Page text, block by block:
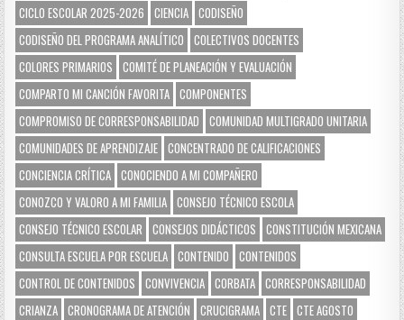
CICLO ESCOLAR 2025-2026
CIENCIA CODISEÑO
CODISEÑO DEL PROGRAMA ANALÍTICO
COLECTIVOS DOCENTES
COLORES PRIMARIOS
COMITÉ DE PLANEACIÓN Y EVALUACIÓN
COMPARTO MI CANCIÓN FAVORITA COMPONENTES
COMPROMISO DE CORRESPONSABILIDAD
COMUNIDAD MULTIGRADO UNITARIA
COMUNIDADES DE APRENDIZAJE CONCENTRADO DE CALIFICACIONES
CONCIENCIA CRÍTICA CONOCIENDO A MI COMPAÑERO
CONOZCO Y VALORO A MI FAMILIA CONSEJO TÉCNICO ESCOLA
CONSEJO TÉCNICO ESCOLAR
CONSEJOS DIDÁCTICOS
CONSTITUCIÓN MEXICANA
CONSULTA ESCUELA POR ESCUELA CONTENIDO
CONTENIDOS
CONTROL DE CONTENIDOS
CONVIVENCIA CORBATA CORRESPONSABILIDAD
CRIANZA CRONOGRAMA DE ATENCIÓN CRUCIGRAMA CTE CTE AGOSTO